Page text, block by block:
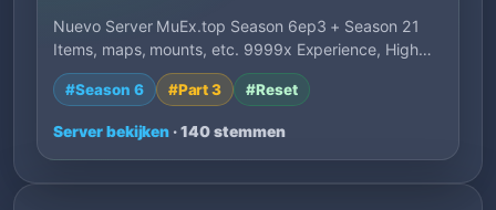
Nuevo Server MuEx.top Season 6ep3 + Season 21
Items, maps, mounts, etc. 9999x Experience, High…
#Season 6 #Part 3 #Reset
Server bekijken · 140 stemmen